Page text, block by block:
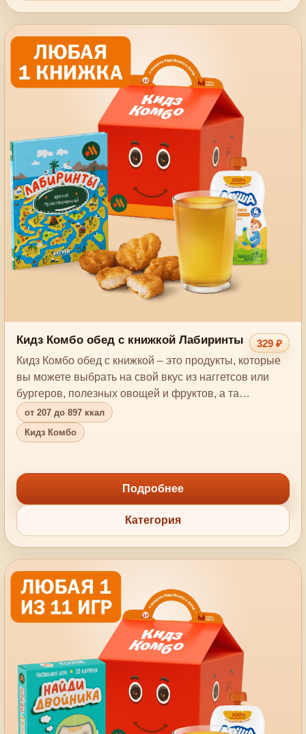
Кидз Комбо обед с книжкой Лабиринты
329 ₽
Кидз Комбо обед с книжкой – это продукты, которые
вы можете выбрать на свой вкус из наггетсов или
бургеров, полезных овощей и фруктов, а та…
от 207 до 897 ккал
Кидз Комбо
Подробнее
Категория